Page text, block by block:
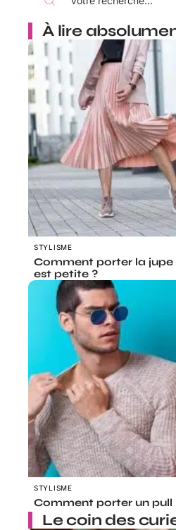
À lire
STYLISME
Comment porter la jupe
est petite ?
STYLISME
Comment porter un pull
Le coin des